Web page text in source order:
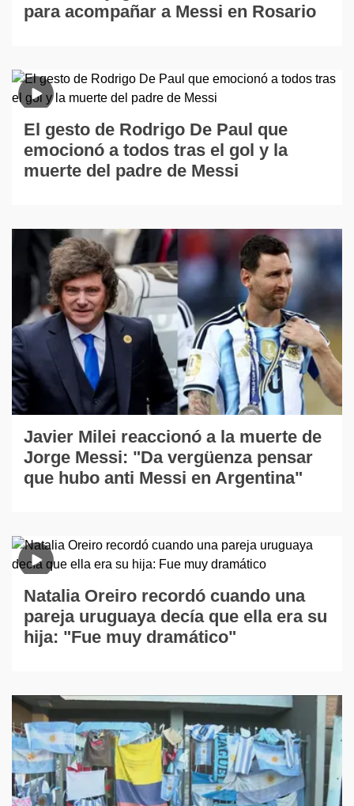
para acompañar a Messi en Rosario
El gesto de Rodrigo De Paul que
emocionó a todos tras el gol y la
muerte del padre de Messi
Javier Milei reaccionó a la muerte de
Jorge Messi: "Da vergüenza pensar
que hubo anti Messi en Argentina"
Natalia Oreiro recordó cuando una
pareja uruguaya decía que ella era su
hija: "Fue muy dramático"